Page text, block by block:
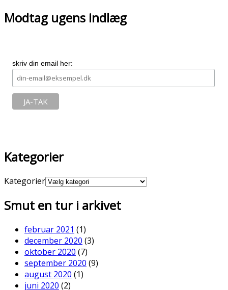
Modtag ugens indlæg
skriv din email her:
Kategorier
Kategorier
Smut en tur i arkivet
februar 2021 (1)
december 2020 (3)
oktober 2020 (7)
september 2020 (9)
august 2020 (1)
juni 2020 (2)